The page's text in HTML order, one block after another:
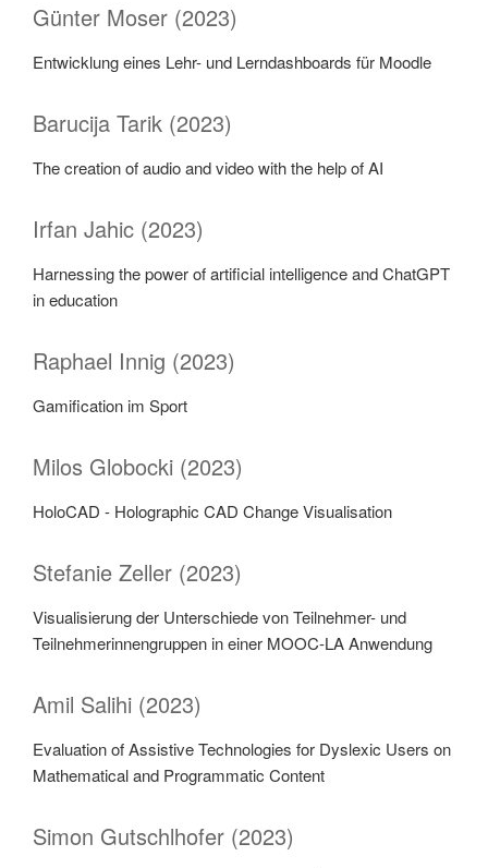
Günter Moser (2023)
Entwicklung eines Lehr- und Lerndashboards für Moodle
Barucija Tarik (2023)
The creation of audio and video with the help of AI
Irfan Jahic (2023)
Harnessing the power of artificial intelligence and ChatGPT
in education
Raphael Innig (2023)
Gamification im Sport
Milos Globocki (2023)
HoloCAD - Holographic CAD Change Visualisation
Stefanie Zeller (2023)
Visualisierung der Unterschiede von Teilnehmer- und
Teilnehmerinnengruppen in einer MOOC-LA Anwendung
Amil Salihi (2023)
Evaluation of Assistive Technologies for Dyslexic Users on
Mathematical and Programmatic Content
Simon Gutschlhofer (2023)